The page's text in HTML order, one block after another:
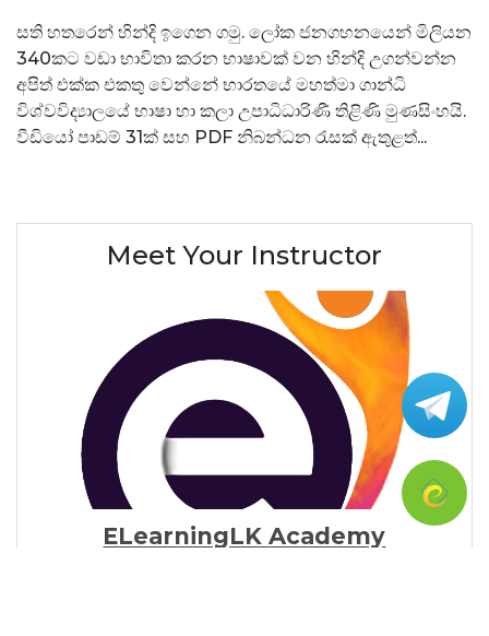
සති හතරෙන් හින්දි ඉගෙන ගමු. ලෝක ජනගහනයෙන් මිලියන
340කට වඩා භාවිතා කරන භාෂාවක් වන හින්දි උගන්වන්න
අපිත් එක්ක එකතු වෙන්නේ භාරතයේ මහත්මා ගාන්ධි
විශ්වවිද්‍යාලයේ භාෂා හා කලා උපාධිධාරිණී තිළිණි මුණසිංහයි.
වීඩියෝ පාඩම් 31ක් සහ PDF නිබන්ධන රැසක් ඇතුළත්...
Meet Your Instructor
ELearningLK Academy